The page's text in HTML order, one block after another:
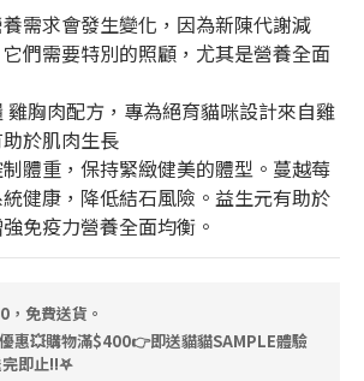
需求會發生變化，因為新陳代謝減
們需要特別的照顧，尤其是營養全面
胸肉配方，專為絕育貓咪設計來自雞
於肌肉生長
體重，保持緊緻健美的體型。蔓越莓
健康，降低結石風險。益生元有助於
免疫力營養全面均衡。
免費送貨。
惠💥購物滿$400👉即送貓貓SAMPLE體驗
即止!!𖤐